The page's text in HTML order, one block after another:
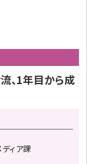
、1年目から成
ィア課